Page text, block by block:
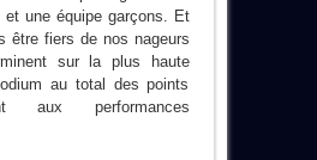
et une équipe garçons. Et
être fiers de nos nageurs
sur la plus haute
au total des points
aux performances